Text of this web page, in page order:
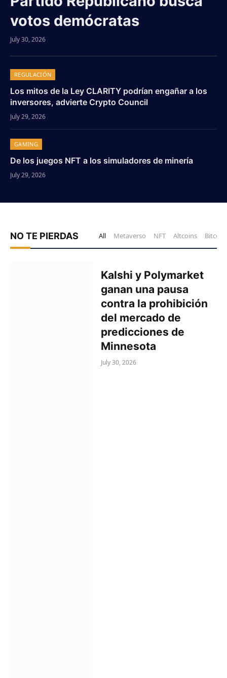
votos demócratas
July 30, 2026
REGULACIÓN
Los mitos de la Ley CLARITY podrían engañar a los
inversores, advierte Crypto Council
July 29, 2026
GAMING
De los juegos NFT a los simuladores de minería
July 29, 2026
NO TE PIERDAS All Metaverso NFT Altcoins Bitcoin
Kalshi y Polymarket
ganan una pausa
contra la prohibición
del mercado de
predicciones de
Minnesota
July 30, 2026